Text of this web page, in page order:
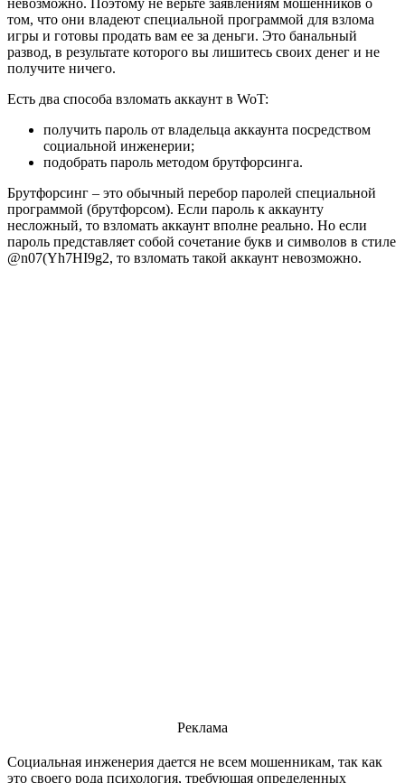
том, что они владеют специальной программой для взлома
игры и готовы продать вам ее за деньги. Это банальный
развод, в результате которого вы лишитесь своих денег и не
получите ничего.
Есть два способа взломать аккаунт в WoT:
получить пароль от владельца аккаунта посредством
социальной инженерии;
подобрать пароль методом брутфорсинга.
Брутфорсинг – это обычный перебор паролей специальной
программой (брутфорсом). Если пароль к аккаунту
несложный, то взломать аккаунт вполне реально. Но если
пароль представляет собой сочетание букв и символов в стиле
@n07(Yh7HI9g2, то взломать такой аккаунт невозможно.
Реклама
Социальная инженерия дается не всем мошенникам, так как
это своего рода психология, требующая определенных